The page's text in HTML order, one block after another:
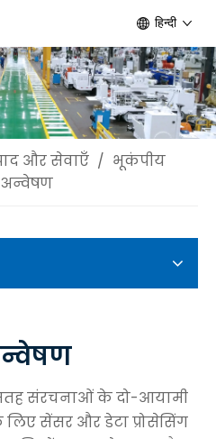
हिन्दी
और सेवाएँ / भूकंपीय
अन्वेषण
संरचनाओं के दो-आयामी
सेंसर और डेटा प्रोसेसिंग